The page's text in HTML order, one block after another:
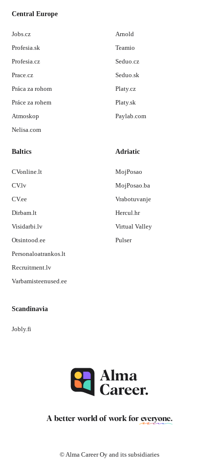
Central Europe
Jobs.cz
Profesia.sk
Profesia.cz
Prace.cz
Práca za rohom
Práce za rohem
Atmoskop
Nelisa.com
Arnold
Teamio
Seduo.cz
Seduo.sk
Platy.cz
Platy.sk
Paylab.com
Baltics
CVonline.lt
CV.lv
CV.ee
Dirbam.lt
Visidarbi.lv
Otsintood.ee
Personaloatrankos.lt
Recruitment.lv
Varbamisteenused.ee
Adriatic
MojPosao
MojPosao.ba
Vrabotuvanje
Hercul.hr
Virtual Valley
Pulser
Scandinavia
Jobly.fi
A better world of work for everyone.
© Alma Career Oy and its subsidiaries